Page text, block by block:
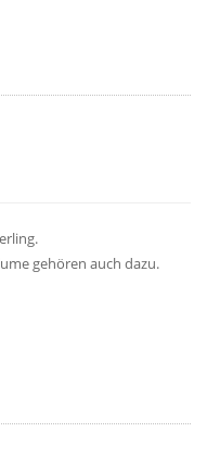
gehören auch dazu.